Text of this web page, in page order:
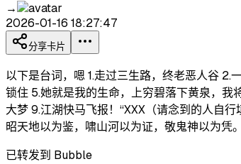
→
2026-01-16 18:27:47
分享卡片
以下是台词，嗯 1.走过三生路，终老恶人谷
锁住 5.她就是我的生命，上穷碧落下黄泉，我
大梦 9.江湖快马飞报！“XXX（请念到的人自
昭天地以为鉴，啸山河以为证，敬鬼神以为凭
已转发到 Bubble